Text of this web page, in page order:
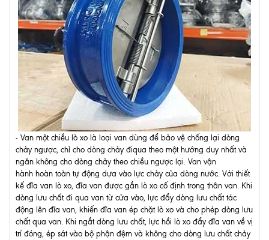
- Van một chiều lò xo là loại van dùng để bảo vệ chống lại dòng
chảy ngược, chỉ cho dòng chảy điqua theo một hướng duy nhất và
ngăn không cho dòng chảy theo chiều ngược lại. Van vận
hành hoàn toàn tự động dựa vào lực chảy của dòng nước. Với thiết
kế đĩa van lò xo, đĩa van được gắn lò xo cố định trong thân van. Khi
dòng lưu chất đi qua van từ cửa vào, lực đẩy dòng lưu chất tác
động lên đĩa van, khiến đĩa van ép chặt lò xo và cho phép dòng lưu
chất qua van. Khi ngắt dòng lưu chất, lực hồi lò xo đẩy đĩa van về vị
trí đóng, ép sát vào bộ phận đệm và không cho dòng lưu chất chảy